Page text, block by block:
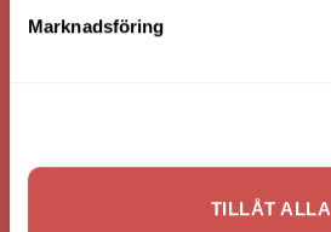
Marknadsföring
TILLÅT ALLA
Bankgiro: 275-4836
info@nilssonsilammhult.se